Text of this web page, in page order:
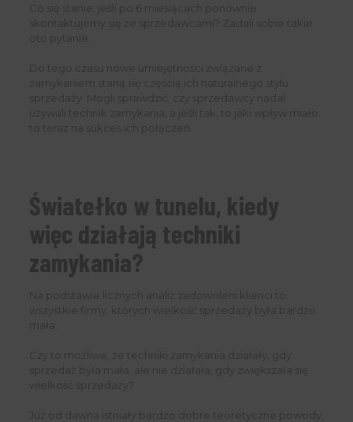
Co się stanie, jeśli po 6 miesiącach ponownie
skontaktujemy się ze sprzedawcami? Zadali sobie takie
oto pytanie.
Do tego czasu nowe umiejętności związane z
zamykaniem staną się częścią ich naturalnego stylu
sprzedaży. Mogli sprawdzić, czy sprzedawcy nadal
używali technik zamykania, a jeśli tak, to jaki wpływ miało
to teraz na sukces ich połączeń.
Światełko w tunelu, kiedy
więc działają techniki
zamykania?
Na podstawie licznych analiz zadowoleni klienci to
wszystkie firmy, których wielkość sprzedaży była bardzo
mała.
Czy to możliwe, że techniki zamykania działały, gdy
sprzedaż była mała, ale nie działała, gdy zwiększała się
wielkość sprzedaży?
Już od dawna istniały bardzo dobre teoretyczne powody,